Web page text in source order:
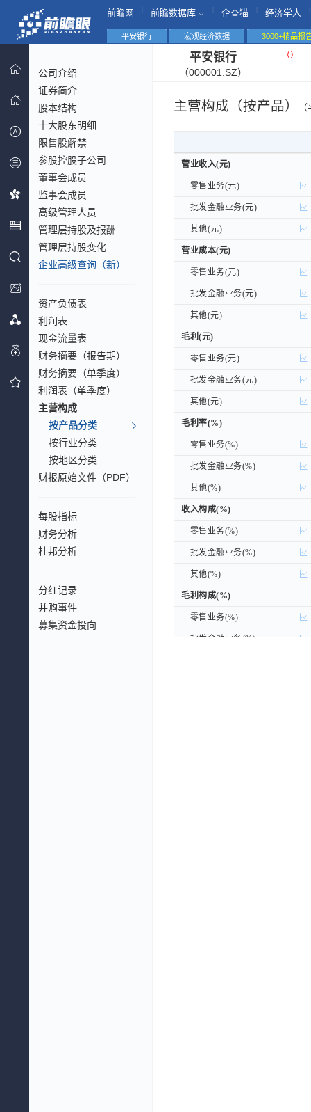
前瞻网 前瞻数据库 企查猫 经济学人
平安银行 宏观经济数据 3000+精品报
公司介绍
证券简介
股本结构
十大股东明细
限售股解禁
参股控股子公司
董事会成员
监事会成员
高级管理人员
管理层持股及报酬
管理层持股变化
企业高级查询（新）
资产负债表
利润表
现金流量表
财务摘要（报告期）
财务摘要（单季度）
利润表（单季度）
主营构成
按产品分类
按行业分类
按地区分类
财报原始文件（PDF）
每股指标
财务分析
杜邦分析
分红记录
并购事件
募集资金投向
平安银行
（000001.SZ）
（）
主营构成（按产品）
营业收入(元)
零售业务(元)
批发金融业务(元)
其他(元)
营业成本(元)
零售业务(元)
批发金融业务(元)
其他(元)
毛利(元)
零售业务(元)
批发金融业务(元)
其他(元)
毛利率(%)
零售业务(%)
批发金融业务(%)
其他(%)
收入构成(%)
零售业务(%)
批发金融业务(%)
其他(%)
毛利构成(%)
零售业务(%)
批发金融业务(%)
营业收入(元)
零售业务(元)
批发金融业务(元)
其他(元)
营业成本(元)
零售业务(元)
批发金融业务(元)
其他(元)
毛利(元)
零售业务(元)
批发金融业务(元)
其他(元)
毛利率(%)
零售业务(%)
批发金融业务(%)
其他(%)
收入构成(%)
零售业务(%)
批发金融业务(%)
其他(%)
毛利构成(%)
零售业务(%)
批发金融业务(%)